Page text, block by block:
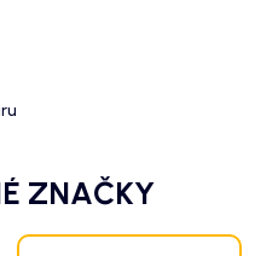
ZNAČKY